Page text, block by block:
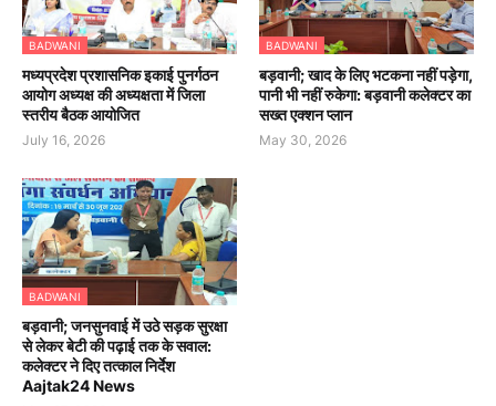
BADWANI
मध्यप्रदेश प्रशासनिक इकाई पुनर्गठन
आयोग अध्यक्ष की अध्यक्षता में जिला
स्तरीय बैठक आयोजित
July 16, 2026
BADWANI
बड़वानी; खाद के लिए भटकना नहीं पड़ेगा,
पानी भी नहीं रुकेगा: बड़वानी कलेक्टर का
सख्त एक्शन प्लान
May 30, 2026
BADWANI
बड़वानी; जनसुनवाई में उठे सड़क सुरक्षा
से लेकर बेटी की पढ़ाई तक के सवाल:
कलेक्टर ने दिए तत्काल निर्देश
Aajtak24 News